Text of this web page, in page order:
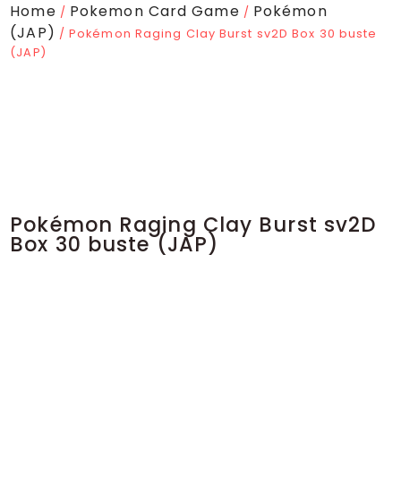
Pokémon Raging Clay Burst sv2D
Box 30 buste (JAP)
Home / Pokemon Card Game / Pokémon
(JAP) / Pokémon Raging Clay Burst sv2D Box 30 buste
(JAP)